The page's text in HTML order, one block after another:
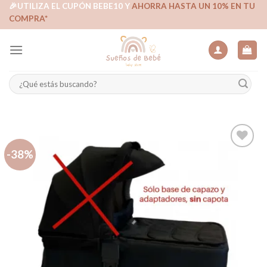
Skip🎉UTILIZA EL CUPÓN BEBE10 YAHORRA HASTA UN 10% EN TU
COMPRA*
Buscar
por:
-38%
lista de